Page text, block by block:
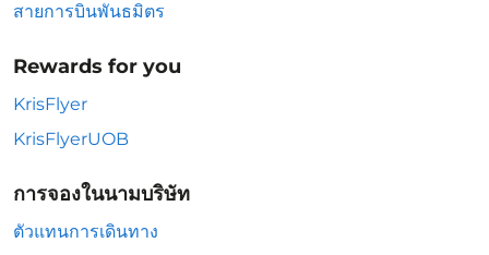
สายการบินพันธมิตร
Rewards for you
KrisFlyer
KrisFlyerUOB
การจองในนามบริษัท
ตัวแทนการเดินทาง